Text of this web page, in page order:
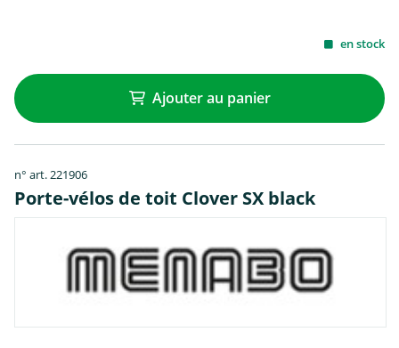
en stock
Ajouter au panier
n° art. 221906
Porte-vélos de toit Clover SX black